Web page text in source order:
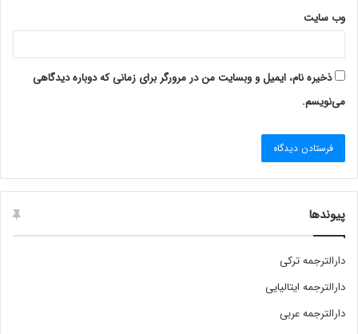
وب‌ سایت
ذخیره نام، ایمیل و وبسایت من در مرورگر برای زمانی که دوباره دیدگاهی
می‌نویسم.
پیوندها
دارالترجمه ترکی
دارالترجمه ایتالیایی
دارالترجمه عربی